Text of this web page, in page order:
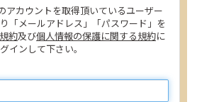
アカウントを取得頂いているユーザー
「メールアドレス」「パスワード」を
約及び個人情報の保護に関する規約に
インして下さい。